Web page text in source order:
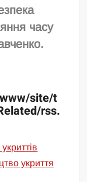
часу
site/t
rss.
укриття